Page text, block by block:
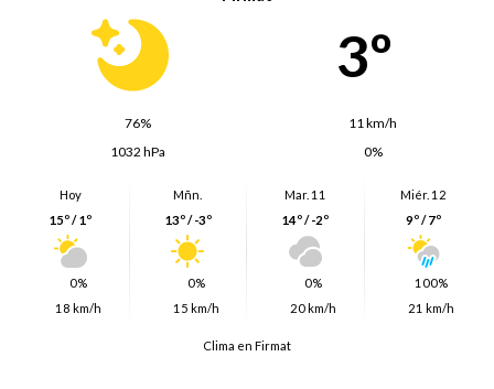
3º
76%
11 km/h
1032 hPa
0%
Hoy
15º / 1º
0%
18 km/h
Mñn.
13º / -3º
0%
15 km/h
Mar. 11
14º / -2º
0%
20 km/h
Miér. 12
9º / 7º
100%
21 km/h
Clima en Firmat